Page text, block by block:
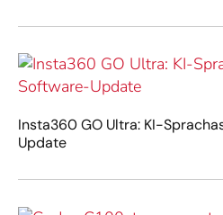
Insta360 GO Ultra: KI-
Update